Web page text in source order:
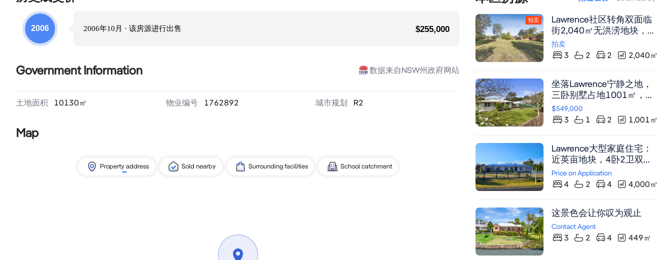
2006 2006年10月 · 该房源进行出售 $255,000
Government Information 数据来自NSW州政府网站
土地面积 10130㎡ 物业编号 1762892 城市规划 R2
Map
Property address Sold nearby Surrounding facilities School catchment
拍卖
Lawrence社区转角双面临
街2,040㎡无洪涝地块，
三卧室带卫浴套间，宽敞
车库及工作间，投资自住
拍卖
3 2 2 2,040㎡
坐落Lawrence宁静之地，
三卧别墅占地1001㎡，木
地板贯穿全屋，配嵌入式
衣柜及带顶露台，双车位
$549,000
3 1 2 1,001 ㎡
Lawrence大型家庭住宅：
近英亩地块，4卧2卫双
厅，带媒体室及双车位车
库
Price on Application
4 2 4 4,000㎡
这景色会让你叹为观止
Contact Agent
3 2 4 449㎡